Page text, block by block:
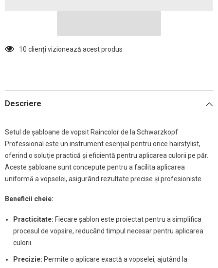
18 clienți vizionează acest produs
Descriere
Setul de șabloane de vopsit Raincolor de la Schwarzkopf
Professional este un instrument esențial pentru orice hairstylist,
oferind o soluție practică și eficientă pentru aplicarea culorii pe păr.
Aceste șabloane sunt concepute pentru a facilita aplicarea
uniformă a vopselei, asigurând rezultate precise și profesioniste.
Beneficii cheie:
Practicitate: Fiecare șablon este proiectat pentru a simplifica
procesul de vopsire, reducând timpul necesar pentru aplicarea
culorii.
Precizie: Permite o aplicare exactă a vopselei, ajutând la